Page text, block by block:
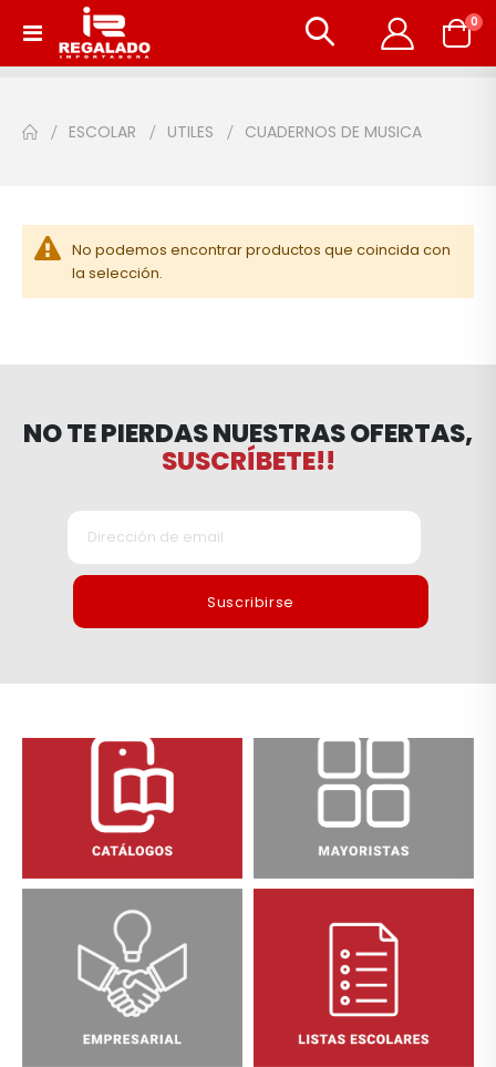
Toggle
Nav
Carrito
0
ESCOLAR UTILES CUADERNOS DE MUSICA
No podemos encontrar productos que coincida con
la selección.
NO TE PIERDAS NUESTRAS OFERTAS,
SUSCRÍBETE!!
Suscribirse